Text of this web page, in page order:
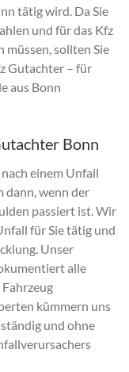
tätig wird. Da Sie
und für das Kfz
müssen, sollten Sie
Gutachter – für
aus Bonn
Bonn
einem Unfall
dann, wenn der
passiert ist. Wir
für Sie tätig und
Unser
alle
kümmern uns
und ohne